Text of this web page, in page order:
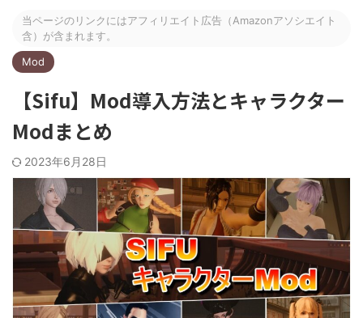
当ページのリンクにはアフィリエイト広告（Amazonアソシエイト
含）が含まれます。
Mod
【Sifu】Mod導入方法とキャラクター
Modまとめ
2023年6月28日